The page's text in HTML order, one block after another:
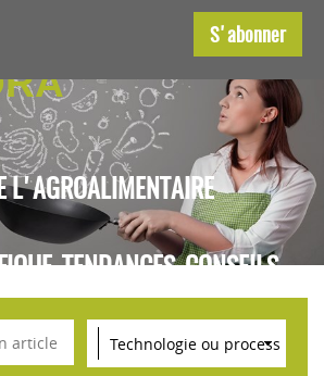
DE
L'AGROALIMENTAIRE
TENDANCES, CONSEILS
AGROALIMENTAIRE